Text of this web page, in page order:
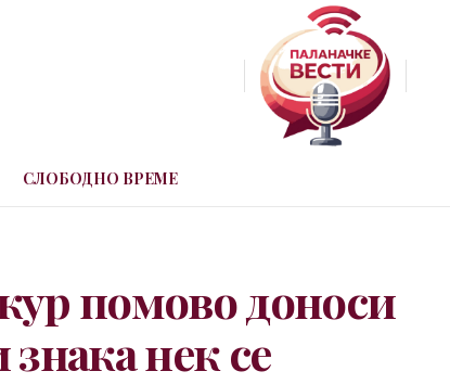
СЛОБОДНО ВРЕМЕ
помово доноси
нек се